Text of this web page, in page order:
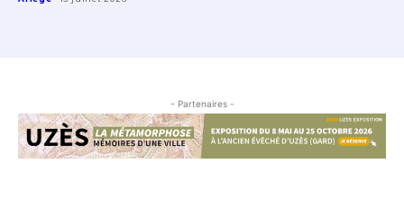
- Partenaires -